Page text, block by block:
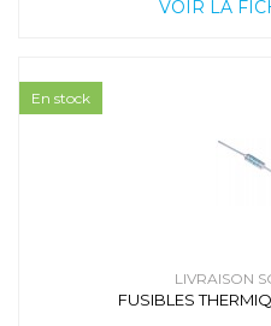
VOIR LA
LIVRAISON
FUSIBLES
En stock